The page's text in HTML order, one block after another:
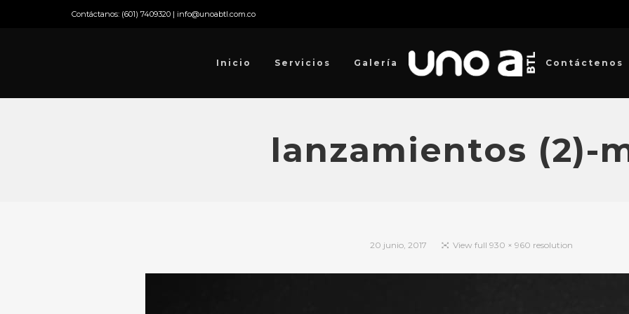
Contáctanos: (601) 7409320 | info@unoabtl.com.co
Inicio Servicios Galería Contáctenos
lanzamientos (2)-
20 junio, 2017 View full 930 × 960 resolution